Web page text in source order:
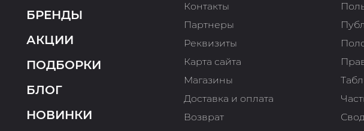
БРЕНДЫ
АКЦИИ
ПОДБОРКИ
БЛОГ
НОВИНКИ
Контакты
Партнеры
Реквизиты
Карта сайта
Магазины
Доставка и оплата
Возврат